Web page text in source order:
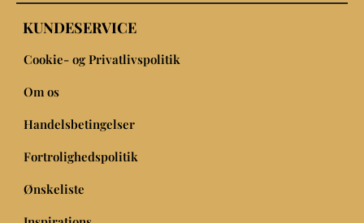
KUNDESERVICE
Cookie- og Privatlivspolitik
Om os
Handelsbetingelser
Fortrolighedspolitik
Ønskeliste